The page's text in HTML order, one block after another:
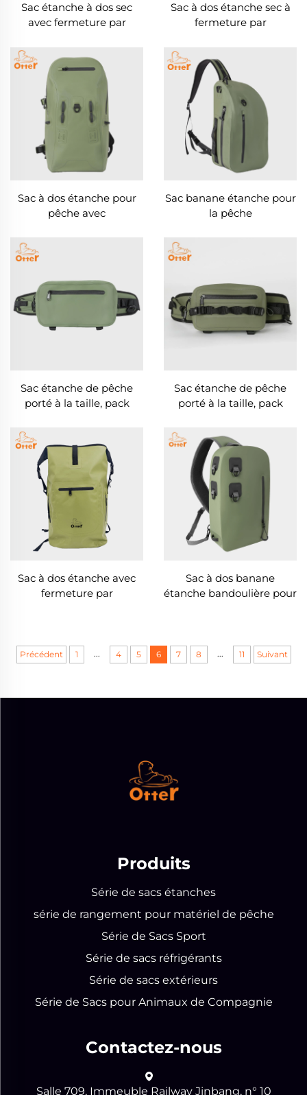
Sac étanche à dos sec
avec fermeture par
Sac à dos étanche sec à
fermeture par
de randonnée robuste
Sac à dos étanche pour
pêche avec
Sac banane étanche pour
la pêche
Sac étanche de pêche
porté à la taille, pack
Sac étanche de pêche
porté à la taille, pack
Sac à dos étanche avec
fermeture par
Sac à dos banane
étanche bandoulière pour
Précédent 1 ... 4 5 6 7 8 ... 11 Suivant
Produits
Série de sacs étanches
série de rangement pour matériel de pêche
Série de Sacs Sport
Série de sacs réfrigérants
Série de sacs extérieurs
Série de Sacs pour Animaux de Compagnie
Contactez-nous
Salle 709, Immeuble Railway Jinbang, n° 10